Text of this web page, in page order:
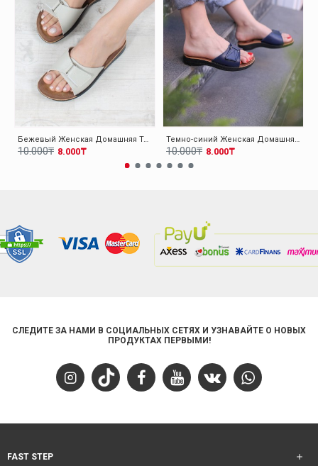
Бежевый Женская Домашняя Тапочки-Шлепанцы 001ZAELISPOLY
8.000₸
10.000₸
Темно-синий Женская Домашняя Тапочки-Шлепанцы 001ZAELISPOLY
8.000₸
10.000₸
СЛЕДИТЕ ЗА НАМИ В СОЦИАЛЬНЫХ СЕТЯХ И УЗНАВАЙТЕ О НОВЫХ
ПРОДУКТАХ ПЕРВЫМИ!
FAST STEP